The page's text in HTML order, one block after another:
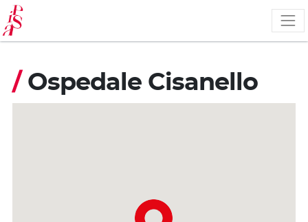
Salta
al
contenuto
principale
/ Ospedale Cisanello